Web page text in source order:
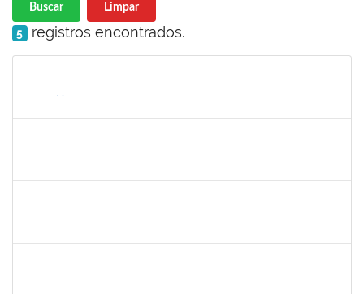
Buscar Limpar
5 registros encontrados.
Processo